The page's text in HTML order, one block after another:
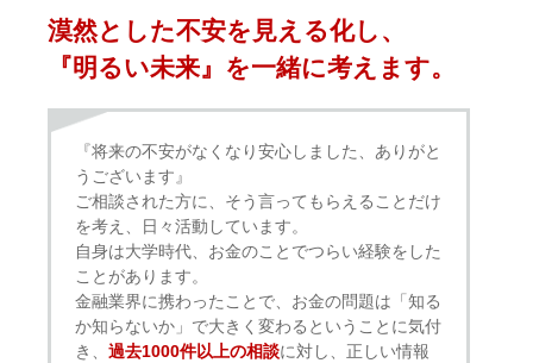
漠然とした不安を⾒える化し、
『明るい未来』を⼀緒に考えます。
『将来の不安がなくなり安心しました、ありがと
うございます』
ご相談された方に、そう言ってもらえることだけ
を考え、日々活動しています。
自身は大学時代、お金のことでつらい経験をした
ことがあります。
金融業界に携わったことで、お金の問題は「知る
か知らないか」で大きく変わるということに気付
き、 過去1000件以上の相談に対し、正しい情報